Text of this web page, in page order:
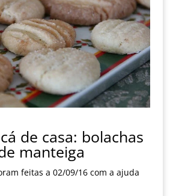
de casa: bolachas
manteiga
feitas a 02/09/16 com a ajuda